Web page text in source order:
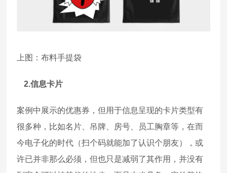
上图：布料手提袋
2.信息卡片
案例中展示的优惠券，但用于信息呈现的卡片类型有
很多种，比如名片、吊牌、房号、员工胸章等，在而
今电子化的时代（扫个码就能加了认识个朋友），或
许已并非那么必须，但也只是减弱了其作用，并没有